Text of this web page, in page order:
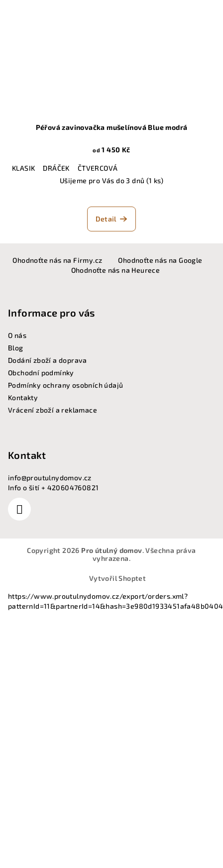
Péřová zavinovačka mušelínová Blue modrá
od 1 450 Kč
KLASIK DRÁČEK
ČTVERCOVÁ
Ušijeme pro Vás do 3 dnů (1 ks)
Detail
Ohodnoťte nás na Firmy.cz
Ohodnoťte nás na Google
Ohodnoťte nás na Heurece
Informace pro vás
O nás
Blog
Dodání zboží a doprava
Obchodní podmínky
Podmínky ochrany osobních údajů
Kontakty
Vrácení zboží a reklamace
Kontakt
info@proutulnydomov.cz
Info o šití + 420604760821
Copyright 2026 Pro útulný domov. Všechna práva
vyhrazena.
Vytvořil Shoptet
https://www.proutulnydomov.cz/export/orders.xml?